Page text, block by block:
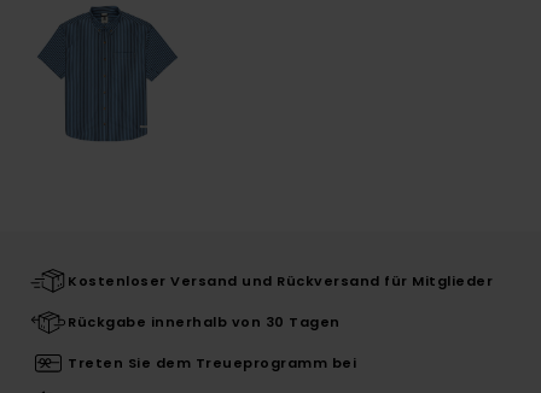
Kostenloser Versand und Rückversand für Mitglieder
Rückgabe innerhalb von 30 Tagen
Treten Sie dem Treueprogramm bei